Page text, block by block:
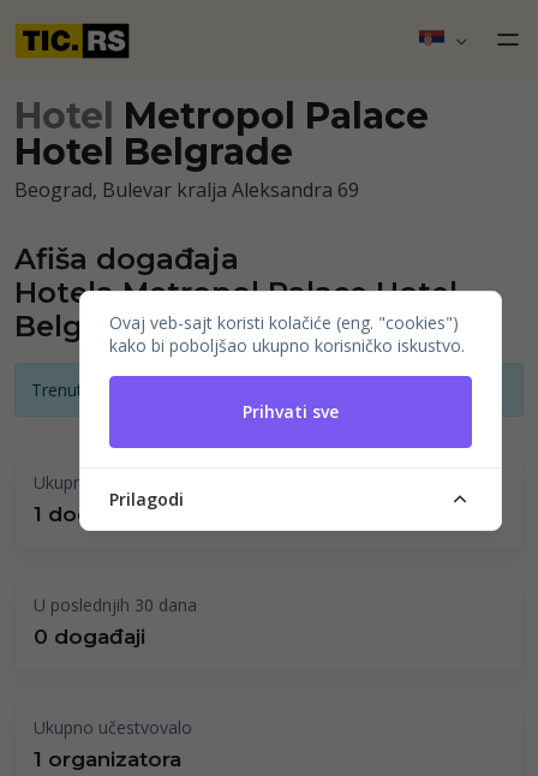
Hotel Metropol Palace
Hotel Belgrade
Beograd, Bulevar kralja Aleksandra 69
Afiša događaja
Hotela Metropol Palace Hotel
Belgrade
Trenutno nema najava događaja
Ukupno održano
1 događaji
U poslednjih 30 dana
0 događaji
Ukupno učestvovalo
1 organizatora
Ovaj veb-sajt koristi kolačiće (eng. "cookies")
kako bi poboljšao ukupno korisničko iskustvo.
Prihvati sve
Prilagodi